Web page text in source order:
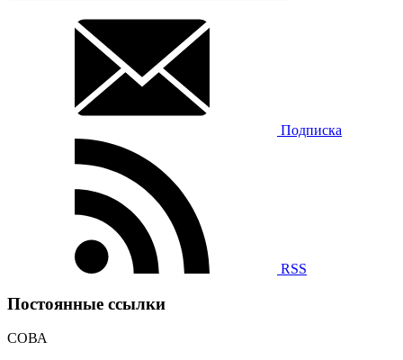
Подписка
RSS
Постоянные ссылки
СОВА